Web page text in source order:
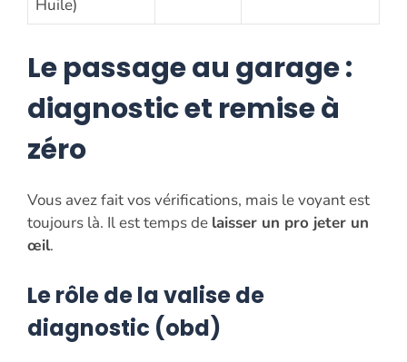
Huile)
Le passage au garage :
diagnostic et remise à
zéro
Vous avez fait vos vérifications, mais le voyant est
toujours là. Il est temps de laisser un pro jeter un
œil.
Le rôle de la valise de
diagnostic (obd)